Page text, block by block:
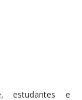
estudantes e